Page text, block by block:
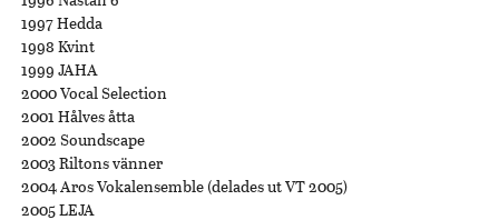
1997 Hedda
1998 Kvint
1999 JAHA
2000 Vocal Selection
2001 Hålves åtta
2002 Soundscape
2003 Riltons vänner
2004 Aros Vokalensemble (delades ut VT 2005)
2005 LEJA